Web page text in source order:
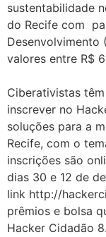
sustentabilidade
do Recife com
Desenvolvimento
valores entre R$
Ciberativistas
inscrever no
soluções para a
Recife, com o
inscrições são
dias 30 e 12 de
link http://
prêmios e bolsa
Hacker Cidadão